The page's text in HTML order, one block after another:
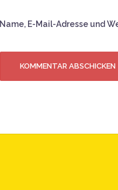
Name, E-Mail-Adresse und